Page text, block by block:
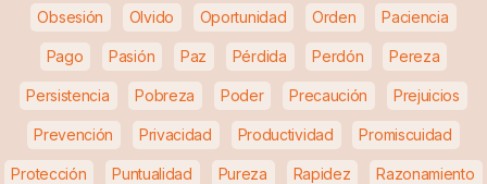
Obsesión Olvido Oportunidad Orden Paciencia
Pago Pasión Paz Pérdida Perdón Pereza
Persistencia Pobreza Poder Precaución Prejuicios
Prevención Privacidad Productividad Promiscuidad
Protección Puntualidad Pureza Rapidez Razonamiento